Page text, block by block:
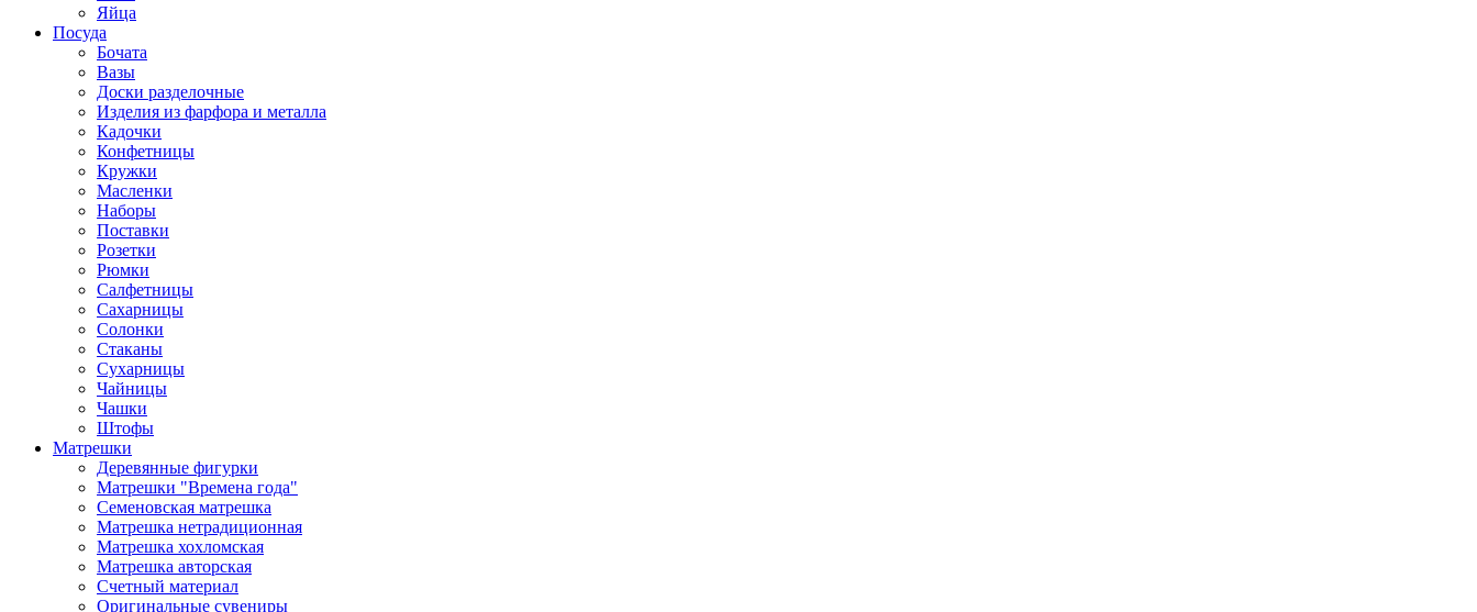
Яйца
Посуда
Бочата
Вазы
Доски разделочные
Изделия из фарфора и металла
Кадочки
Конфетницы
Кружки
Масленки
Наборы
Поставки
Розетки
Рюмки
Салфетницы
Сахарницы
Солонки
Стаканы
Сухарницы
Чайницы
Чашки
Штофы
Матрешки
Деревянные фигурки
Матрешки "Времена года"
Семеновская матрешка
Матрешка нетрадиционная
Матрешка хохломская
Матрешка авторская
Счетный материал
Оригинальные сувениры